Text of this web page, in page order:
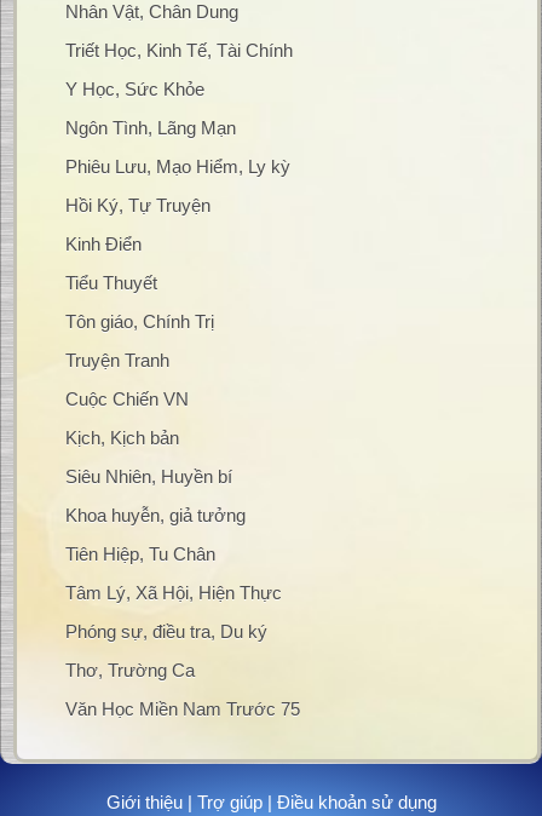
Nhân Vật, Chân Dung
Triết Học, Kinh Tế, Tài Chính
Y Học, Sức Khỏe
Ngôn Tình, Lãng Mạn
Phiêu Lưu, Mạo Hiểm, Ly kỳ
Hồi Ký, Tự Truyện
Kinh Điển
Tiểu Thuyết
Tôn giáo, Chính Trị
Truyện Tranh
Cuộc Chiến VN
Kịch, Kịch bản
Siêu Nhiên, Huyền bí
Khoa huyễn, giả tưởng
Tiên Hiệp, Tu Chân
Tâm Lý, Xã Hội, Hiện Thực
Phóng sự, điều tra, Du ký
Thơ, Trường Ca
Văn Học Miền Nam Trước 75
Giới thiệu| Trợ giúp| Điều khoản sử dụng